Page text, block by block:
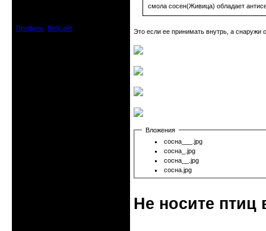
Профиль Вебсайт
смола сосен(Живица) обладает
Это если ее принимать внутрь, а снаружи
Вложения
сосна___.jpg
сосна_.jpg
сосна__.jpg
сосна.jpg
Не носите птиц